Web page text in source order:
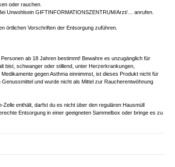
oder rauchen.
Unwohlsein GIFTINFORMATIONSZENTRUM/Arzt/… anrufen.
örtlichen Vorschriften der Entsorgung zuführen.
ab 18 Jahren bestimmt! Bewahre es unzugänglich für
bist, schwanger oder stillend, unter Herzerkrankungen,
gegen Asthma einnimmst, ist dieses Produkt nicht für
und wurde nicht als Mittel zur Raucherentwöhnung
Zelle enthält, darfst du es nicht über den regulären Hausmüll
Entsorgung in einer geeigneten Sammelbox oder bringe es zu